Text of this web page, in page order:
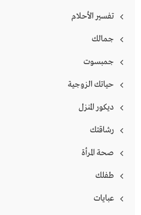
تفسير الأحلام
جمالك
جمبسوت
حياتك الزوجية
ديكور المنزل
رشاقتك
صحة المرأة
طفلك
عبايات